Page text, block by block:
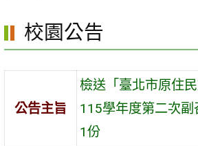
區
校園公告
公告主旨
檢送「臺北市原住
115學年度第二次副
1份